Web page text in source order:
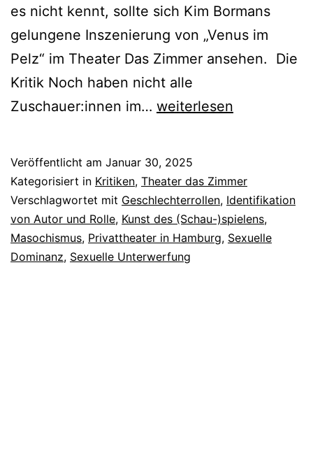
es nicht kennt, sollte sich Kim Bormans
gelungene Inszenierung von „Venus im
Pelz“ im Theater Das Zimmer ansehen. Die
Kritik Noch haben nicht alle
Zuschauer:innen im… Venus
weiterlesen
Veröffentlicht am Januar 30, 2025
Kategorisiert in Kritiken, Theater das Zimmer
Verschlagwortet mit Geschlechterrollen, Identifikation
von Autor und Rolle, Kunst des (Schau-)spielens,
Masochismus, Privattheater in Hamburg, Sexuelle
Dominanz, Sexuelle Unterwerfung